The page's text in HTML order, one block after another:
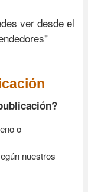
ver desde el
o
nuestros